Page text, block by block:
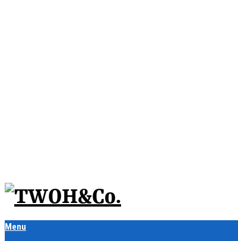
Menu